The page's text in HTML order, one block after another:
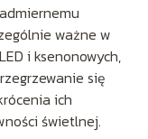
ważne w
i ksenonowych,
się
ich
świetlnej.